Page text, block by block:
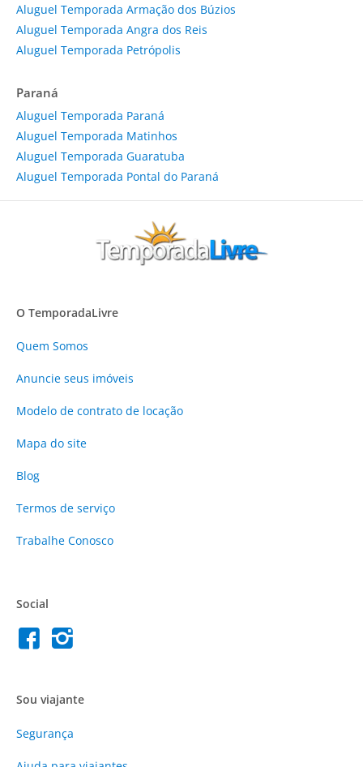
Aluguel Temporada Armação dos Búzios
Aluguel Temporada Angra dos Reis
Aluguel Temporada Petrópolis
Paraná
Aluguel Temporada Paraná
Aluguel Temporada Matinhos
Aluguel Temporada Guaratuba
Aluguel Temporada Pontal do Paraná
O TemporadaLivre
Quem Somos
Anuncie seus imóveis
Modelo de contrato de locação
Mapa do site
Blog
Termos de serviço
Trabalhe Conosco
Social
Sou viajante
Segurança